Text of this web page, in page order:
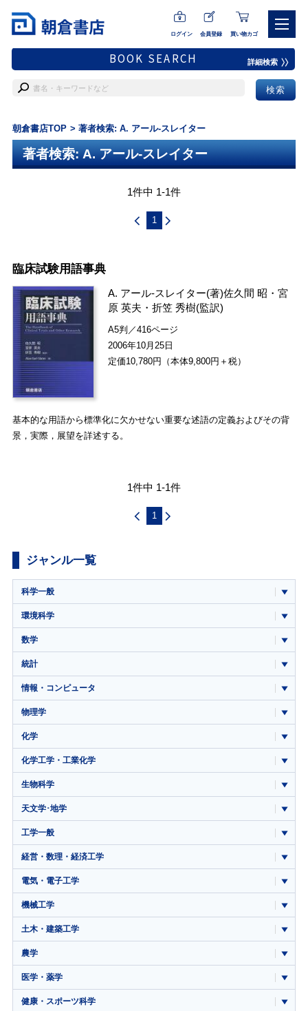
ログイン 会員登録 買い物カゴ
BOOK SEARCH 詳細検索
朝倉書店TOP 著者検索: A. アール-スレイター
著者検索: A. アール-スレイター
1件中 1-1件
1
臨床試験用語事典
A. アール-スレイター(著)佐久間 昭 ・宮
原 英夫 ・折笠 秀樹(監訳)
A5判／416ページ
2006年10月25日
定価10,780円（本体9,800円＋税）
基本的な用語から標準化に欠かせない重要な述語の定義およびその背
景，実際，展望を詳述する。
1件中 1-1件
1
ジャンル一覧
科学一般
環境科学
数学
統計
情報・コンピュータ
物理学
化学
化学工学・工業化学
生物科学
天文学･地学
工学一般
経営・数理・経済工学
電気・電子工学
機械工学
土木・建築工学
農学
医学・薬学
健康・スポーツ科学